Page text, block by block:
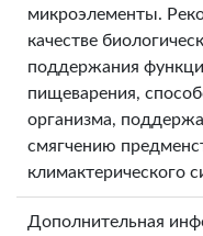
микроэлементы.
качестве
поддержания
пищеварения,
организма,
смягчению
климактерического
Дополнительная